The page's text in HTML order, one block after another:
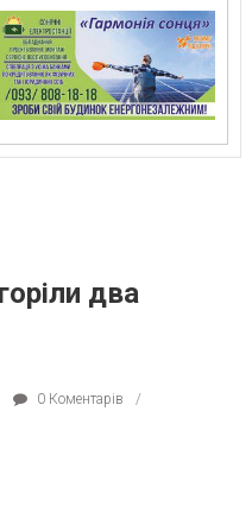
два
0 Коментарів